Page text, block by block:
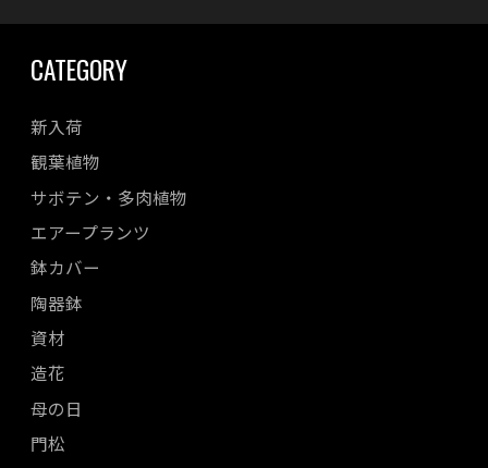
CATEGORY
新入荷
観葉植物
サボテン・多肉植物
エアープランツ
鉢カバー
陶器鉢
資材
造花
母の日
門松